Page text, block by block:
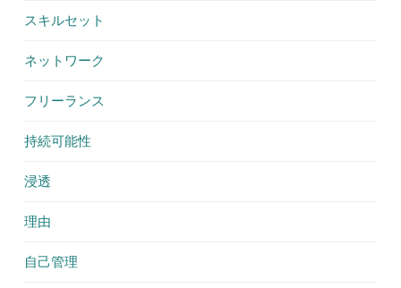
スキルセット
ネットワーク
フリーランス
持続可能性
浸透
理由
自己管理